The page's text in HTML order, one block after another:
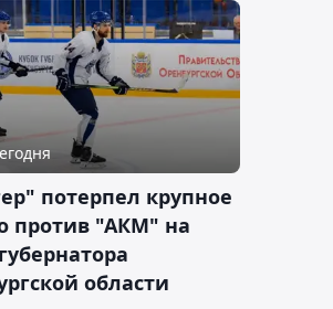
потерпел крупное
против "АКМ" на
области